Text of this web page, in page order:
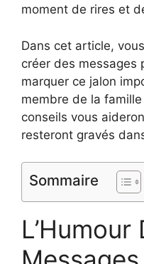
moment de rires et
Dans cet article,
créer des messages
marquer ce jalon
membre de la
conseils vous
resteront gravés
Sommaire